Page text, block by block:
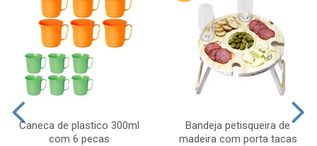
Caneca de plastico 300ml
com 6 pecas
Bandeja petisqueira de
madeira com porta tacas